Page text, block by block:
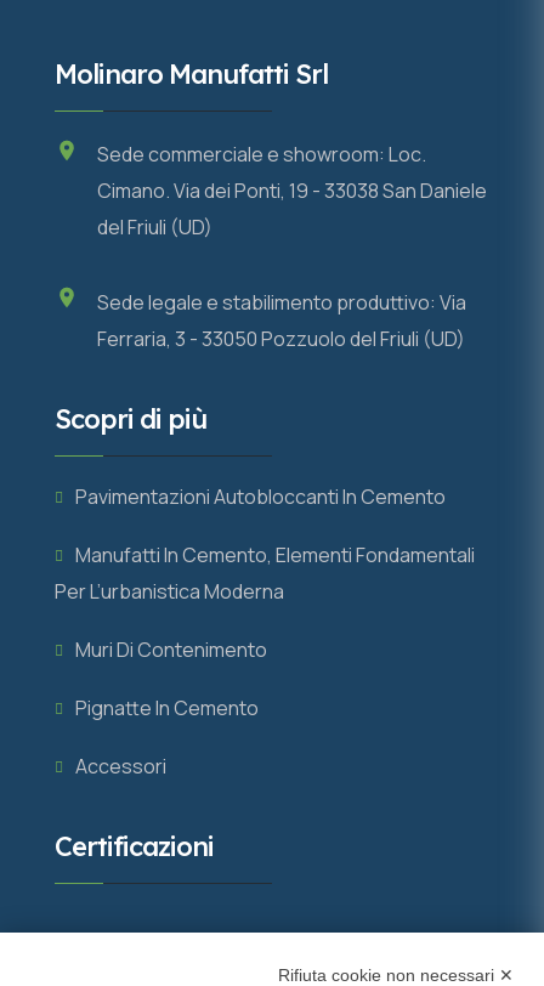
Molinaro Manufatti Srl
Sede commerciale e showroom: Loc.
Cimano. Via dei Ponti, 19 - 33038 San Daniele
del Friuli (UD)
Sede legale e stabilimento produttivo: Via
Ferraria, 3 - 33050 Pozzuolo del Friuli (UD)
Scopri di più
Pavimentazioni Autobloccanti In Cemento
Manufatti In Cemento, Elementi Fondamentali
Per L’urbanistica Moderna
Muri Di Contenimento
Pignatte In Cemento
Accessori
Certificazioni
Rifiuta cookie non necessari ✕